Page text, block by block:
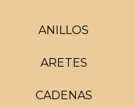
ANILLOS
ARETES
CADENAS